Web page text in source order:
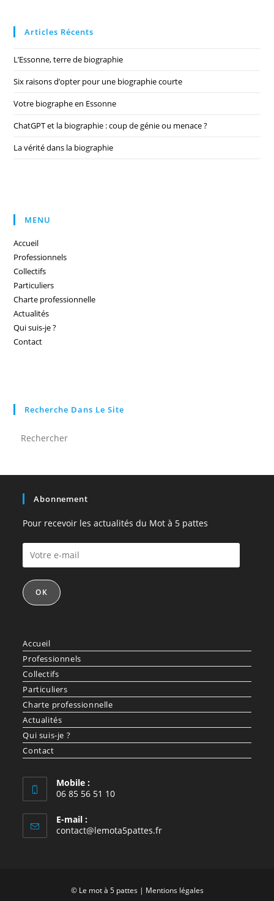
Articles Récents
L’Essonne, terre de biographie
Six raisons d’opter pour une biographie courte
Votre biographe en Essonne
ChatGPT et la biographie : coup de génie ou menace ?
La vérité dans la biographie
MENU
Accueil
Professionnels
Collectifs
Particuliers
Charte professionnelle
Actualités
Qui suis-je ?
Contact
Recherche Dans Le Site
Abonnement
Pour recevoir les actualités du Mot à 5 pattes
OK
Accueil
Professionnels
Collectifs
Particuliers
Charte professionnelle
Actualités
Qui suis-je ?
Contact
Mobile :
06 85 56 51 10
E-mail :
contact@lemota5pattes.fr
© Le mot à 5 pattes | Mentions légales